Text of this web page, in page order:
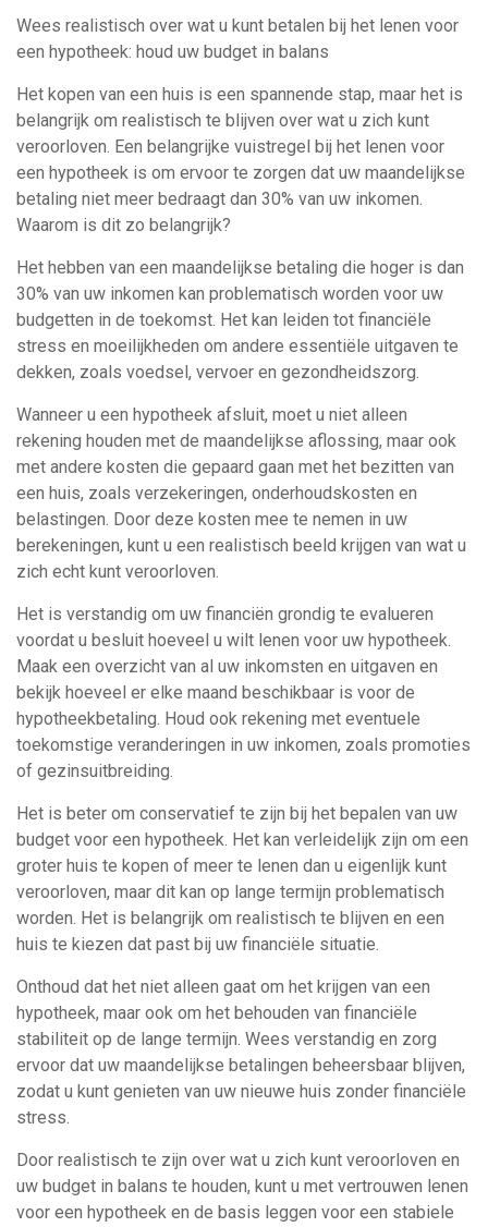
Wees realistisch over wat u kunt betalen bij het lenen voor
een hypotheek: houd uw budget in balans
Het kopen van een huis is een spannende stap, maar het is
belangrijk om realistisch te blijven over wat u zich kunt
veroorloven. Een belangrijke vuistregel bij het lenen voor
een hypotheek is om ervoor te zorgen dat uw maandelijkse
betaling niet meer bedraagt dan 30% van uw inkomen.
Waarom is dit zo belangrijk?
Het hebben van een maandelijkse betaling die hoger is dan
30% van uw inkomen kan problematisch worden voor uw
budgetten in de toekomst. Het kan leiden tot financiële
stress en moeilijkheden om andere essentiële uitgaven te
dekken, zoals voedsel, vervoer en gezondheidszorg.
Wanneer u een hypotheek afsluit, moet u niet alleen
rekening houden met de maandelijkse aflossing, maar ook
met andere kosten die gepaard gaan met het bezitten van
een huis, zoals verzekeringen, onderhoudskosten en
belastingen. Door deze kosten mee te nemen in uw
berekeningen, kunt u een realistisch beeld krijgen van wat u
zich echt kunt veroorloven.
Het is verstandig om uw financiën grondig te evalueren
voordat u besluit hoeveel u wilt lenen voor uw hypotheek.
Maak een overzicht van al uw inkomsten en uitgaven en
bekijk hoeveel er elke maand beschikbaar is voor de
hypotheekbetaling. Houd ook rekening met eventuele
toekomstige veranderingen in uw inkomen, zoals promoties
of gezinsuitbreiding.
Het is beter om conservatief te zijn bij het bepalen van uw
budget voor een hypotheek. Het kan verleidelijk zijn om een
groter huis te kopen of meer te lenen dan u eigenlijk kunt
veroorloven, maar dit kan op lange termijn problematisch
worden. Het is belangrijk om realistisch te blijven en een
huis te kiezen dat past bij uw financiële situatie.
Onthoud dat het niet alleen gaat om het krijgen van een
hypotheek, maar ook om het behouden van financiële
stabiliteit op de lange termijn. Wees verstandig en zorg
ervoor dat uw maandelijkse betalingen beheersbaar blijven,
zodat u kunt genieten van uw nieuwe huis zonder financiële
stress.
Door realistisch te zijn over wat u zich kunt veroorloven en
uw budget in balans te houden, kunt u met vertrouwen lenen
voor een hypotheek en de basis leggen voor een stabiele